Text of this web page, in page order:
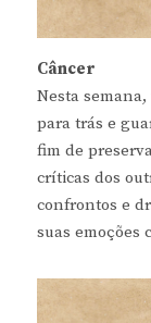
Câncer
Nesta
para trás e
fim de
críticas dos
confrontos e
suas emoções